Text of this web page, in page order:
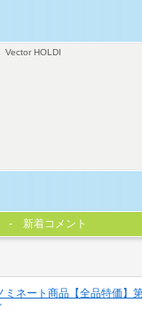
Vector HOLDI
新着コメント